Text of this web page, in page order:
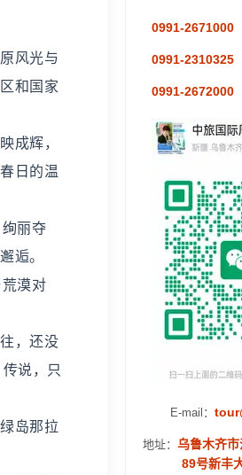
风光与
和国家
成辉，
日的温
丽夺
逅。
漠对
，还没
说，只
岛那拉
0991-2671000
0991-2310325
0991-2672000
E-mail：
地址： 乌鲁木齐
89号新丰